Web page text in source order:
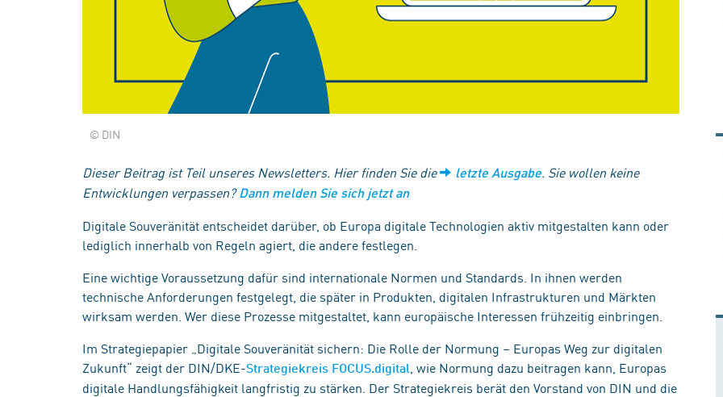
© DIN
Dieser Beitrag ist Teil unseres Newsletters. Hier finden Sie die letzte Ausgabe. Sie wollen keine
Entwicklungen verpassen?Dann melden Sie sich jetzt an
Digitale Souveränität entscheidet darüber, ob Europa digitale Technologien aktiv mitgestalten kann oder
lediglich innerhalb von Regeln agiert, die andere festlegen.
Eine wichtige Voraussetzung dafür sind internationale Normen und Standards. In ihnen werden
technische Anforderungen festgelegt, die später in Produkten, digitalen Infrastrukturen und Märkten
wirksam werden. Wer diese Prozesse mitgestaltet, kann europäische Interessen frühzeitig einbringen.
Im Strategiepapier „Digitale Souveränität sichern: Die Rolle der Normung – Europas Weg zur digitalen
Zukunft“ zeigt der DIN/DKE-Strategiekreis FOCUS.digital , wie Normung dazu beitragen kann, Europas
digitale Handlungsfähigkeit langfristig zu stärken. Der Strategiekreis berät den Vorstand von DIN und die